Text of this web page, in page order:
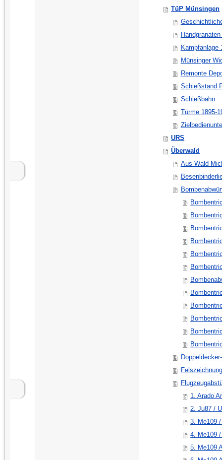
TüP Münsingen
Kampfanlage
Münsinger
Remonte
Schießstand
Schießbahn
Türme 1895-
URS
Überwald
Aus Wald-
1. Arado
2. Ju87 /
3. Me109
4. Me109
5. Me109